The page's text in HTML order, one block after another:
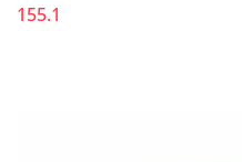
155.1